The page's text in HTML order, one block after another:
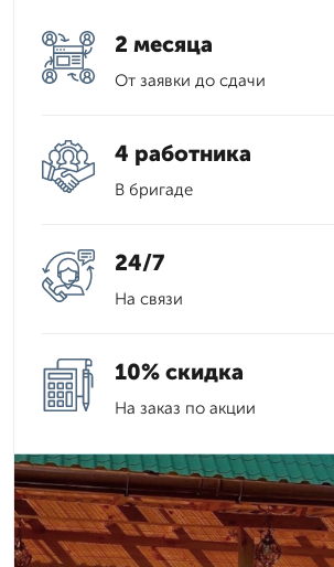
2 месяца
От заявки до сдачи
4 работника
В бригаде
24/7
На связи
10% скидка
На заказ по акции